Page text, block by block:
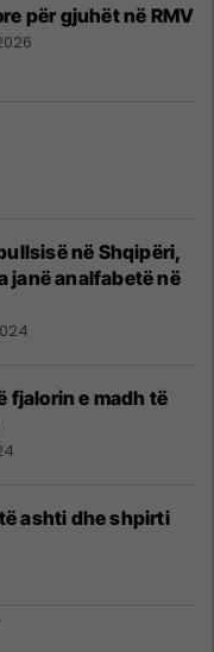
për gjuhët në RMV
në Shqipëri,
janë analfabetë në
fjalorin e madh të
ashti dhe shpirti